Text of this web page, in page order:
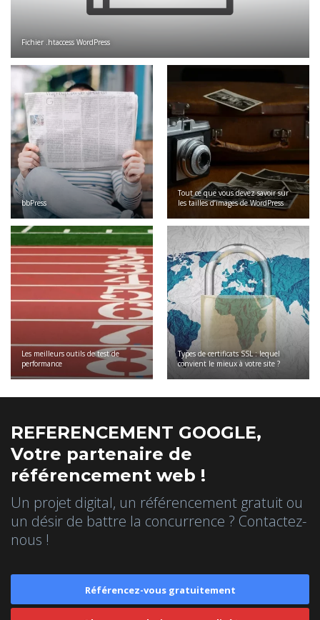
Fichier .htaccess WordPress
bbPress
Tout ce que vous devez savoir sur
les tailles d’images de WordPress
Les meilleurs outils de test de
performance
Types de certificats SSL : lequel
convient le mieux à votre site ?
REFERENCEMENT GOOGLE,
Votre partenaire de
référencement web !
Un projet digital, un référencement gratuit ou
un désir de battre la concurrence ? Contactez-
nous !
Référencez-vous gratuitement